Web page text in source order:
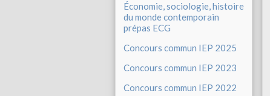
Économie, sociologie, histoire
du monde contemporain
prépas ECG
Concours commun IEP 2025
Concours commun IEP 2023
Concours commun IEP 2022